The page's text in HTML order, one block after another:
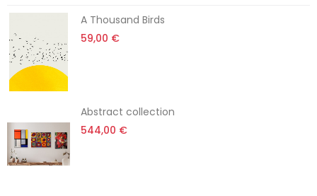
A Thousand Birds
59,00 €
Abstract collection
544,00 €